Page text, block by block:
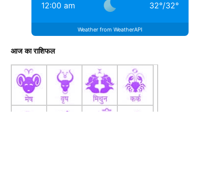
12:00 am 32°/32°
Weather from WeatherAPI
आज का राशिफल